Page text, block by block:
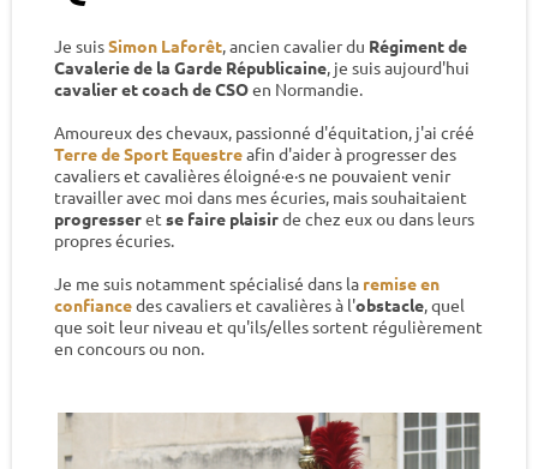
Je suisSimon Laforêt, ancien cavalier du Régiment de
Cavalerie de la Garde Républicaine, je suis aujourd'hui
cavalier et coach de CSOen Normandie.
Amoureux des chevaux, passionné d'équitation, j'ai créé
Terre de Sport Equestreafin d'aider à progresser des
cavaliers et cavalières éloigné·e·s ne pouvaient venir
travailler avec moi dans mes écuries, mais souhaitaient
progresseret se faire plaisirde chez eux ou dans leurs
propres écuries.
Je me suis notamment spécialisé dans la remise en
confiancedes cavaliers et cavalières à l'obstacle, quel
que soit leur niveau et qu'ils/elles sortent régulièrement
en concours ou non.